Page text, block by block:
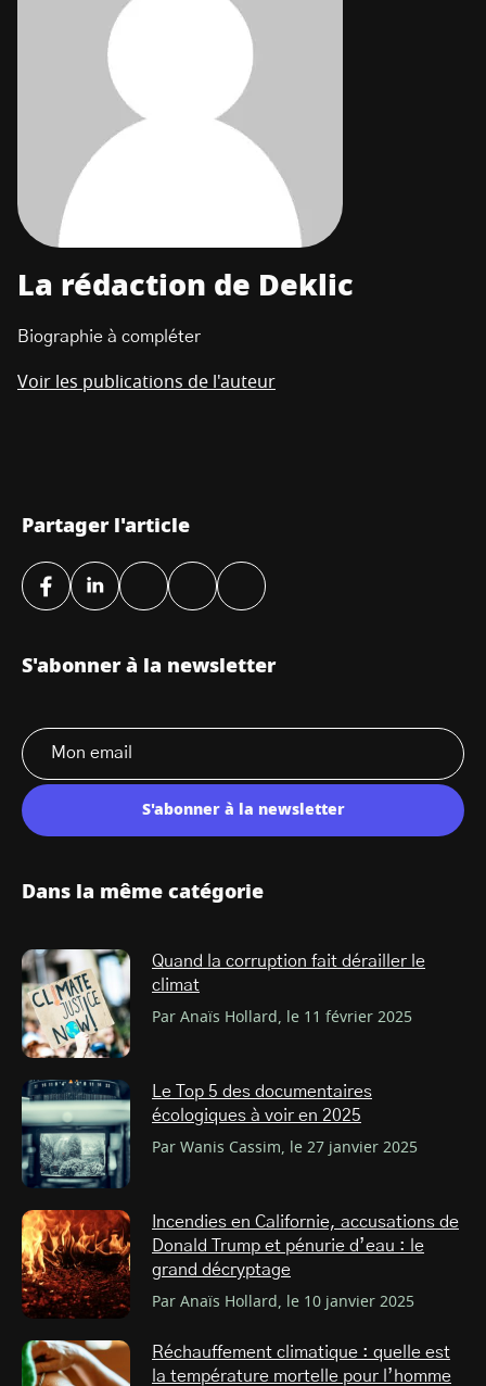
La rédaction de Deklic
Biographie à compléter
Voir les publications de l'auteur
Partager l'article
S'abonner à la newsletter
S'abonner à la newsletter
Dans la même catégorie
Quand la corruption fait dérailler le
climat
Par Anaïs Hollard, le 11 février 2025
Le Top 5 des documentaires
écologiques à voir en 2025
Par Wanis Cassim, le 27 janvier 2025
Incendies en Californie, accusations de
Donald Trump et pénurie d’eau : le
grand décryptage
Par Anaïs Hollard, le 10 janvier 2025
Réchauffement climatique : quelle est
la température mortelle pour l’homme